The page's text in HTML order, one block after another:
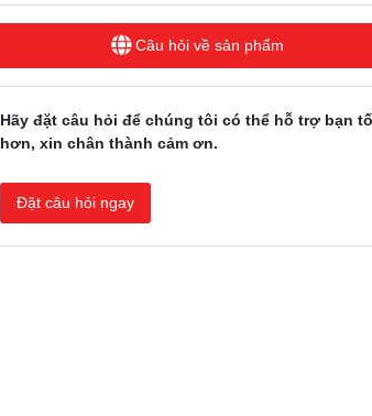
Câu hỏi về sản phẩm
Hãy đặt câu hỏi để chúng tôi có thể hỗ trợ bạn
hơn, xin chân thành cảm ơn.
Đặt câu hỏi ngay